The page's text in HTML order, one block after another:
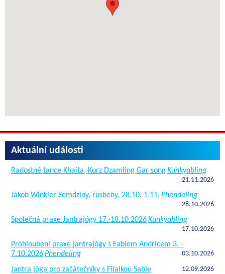
Aktuální události
Radostné tance Khaita, Kurz Dzamling Gar songKunkyabling
21.11.2026
Jakob Winkler Semdziny, rusheny, 28.10.-1.11. Phendeling
28.10.2026
Společná praxe Jantrajógy 17.-18.10.2026Kunkyabling
17.10.2026
Prohloubení praxe jantrajógy s Fabiem Andricem 3. -
7.10.2026Phendeling 03.10.2026
Jantra jóga pro začátečníky s Fijalkou Sable 12.09.2026